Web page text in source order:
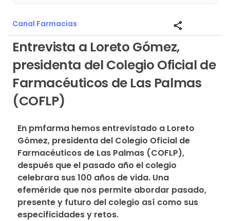
Canal Farmacias share
Entrevista a Loreto Gómez,
presidenta del Colegio Oficial de
Farmacéuticos de Las Palmas
(COFLP)
En pmfarma hemos entrevistado a Loreto
Gómez, presidenta del Colegio Oficial de
Farmacéuticos de Las Palmas (COFLP),
después que el pasado año el colegio
celebrara sus 100 años de vida. Una
efeméride que nos permite abordar pasado,
presente y futuro del colegio así como sus
especificidades y retos.